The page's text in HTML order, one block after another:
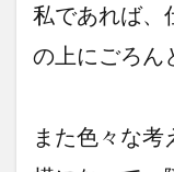
私であれば、
の上にごろん
また色々な考